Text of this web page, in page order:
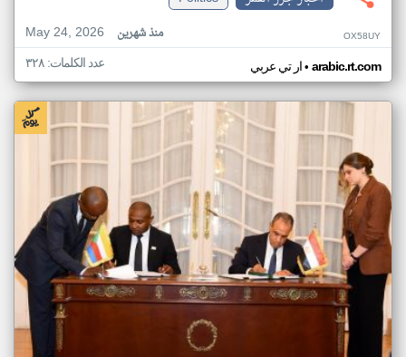
May 24, 2026
منذ شهرين OX58UY
ار تي عربي• arabic.rt.com عدد الكلمات: ٣٢٨